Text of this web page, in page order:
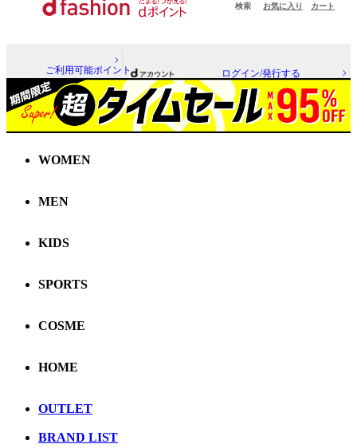
検索 お気に入り カート
ご利用可能ポイント ログイン/発行する
WOMEN
MEN
KIDS
SPORTS
COSME
HOME
OUTLET
BRAND LIST